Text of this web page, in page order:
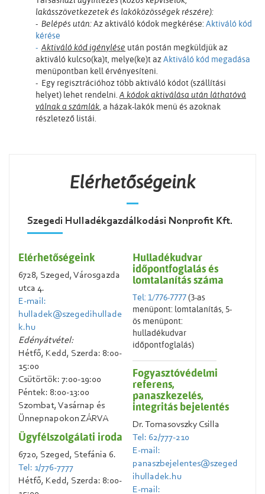
lakásszövetkezetek és lakóközösségek részére):
- Belépés után:Az aktiváló kódok megkérése: Aktiváló kód
kérése
- Aktiváló kód igénylése után postán megküldjük az
aktiváló kulcso(ka)t, melye(ke)t azAktiváló kód megadása
menüpontban kell érvényesíteni.
- Egy regisztrációhoz több aktiváló kódot (szállítási
helyet) lehet rendelni.A kódok aktiválása után láthatóvá
válnak a számlák, a házak-lakók menü és azoknak
részletező listái.
Elérhetőségeink
Szegedi Hulladékgazdálkodási Nonprofit Kft.
Elérhetőségeink
6728, Szeged, Városgazda
utca 4.
E-mail:
hulladek@szegedihullade
k.hu
Edényátvétel:
Hétfő, Kedd, Szerda: 8:00-
15:00
Csütörtök: 7:00-19:00
Péntek: 8:00-13:00
Szombat, Vasárnap és
Ünnepnapokon ZÁRVA
Ügyfélszolgálati iroda
6720, Szeged, Stefánia 6.
Tel: 1/776-7777
Hétfő, Kedd, Szerda: 8:00-
Hulladékudvar
időpontfoglalás és
lomtalanítás száma
Tel: 1/776-7777(3-as
menüpont: lomtalanítás, 5-
ös menüpont:
hulladékudvar
időpontfoglalás)
Fogyasztóvédelmi
referens,
panaszkezelés,
integritás bejelentés
Dr. Tomasovszky Csilla
Tel: 62/777-210
E-mail:
panaszbejelentes@szeged
ihulladek.hu
E-mail: